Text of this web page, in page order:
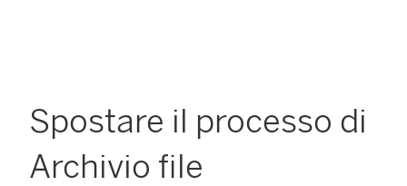
Spostare il processo di
Archivio file